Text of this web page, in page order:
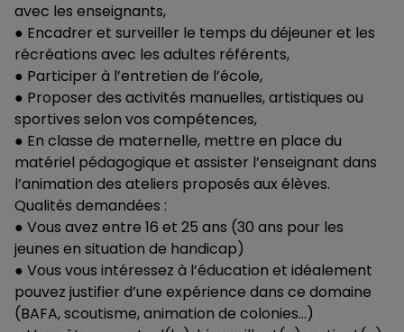
avec les enseignants,
● Encadrer et surveiller le temps du déjeuner et les
récréations avec les adultes référents,
● Participer à l’entretien de l’école,
● Proposer des activités manuelles, artistiques ou
sportives selon vos compétences,
● En classe de maternelle, mettre en place du
matériel pédagogique et assister l’enseignant dans
l’animation des ateliers proposés aux élèves.
Qualités demandées :
● Vous avez entre 16 et 25 ans (30 ans pour les
jeunes en situation de handicap)
● Vous vous intéressez à l’éducation et idéalement
pouvez justifier d’une expérience dans ce domaine
(BAFA, scoutisme, animation de colonies…)